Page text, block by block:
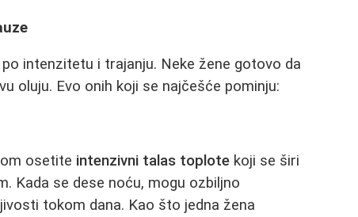
intenzitetu i trajanju. Neke žene gotovo da
oluju. Evo onih koji se najčešće pominju:
osetite intenzivni talas toplote koji se širi
Kada se dese noću, mogu ozbiljno
tokom dana. Kao što jedna žena